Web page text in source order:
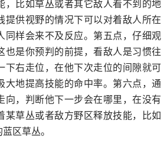
，比如草丛或者其它敌人看不到的地
提供视野的情况下可以对着敌人所在
同样会来不及反应。第五点，仔细观
也是你预判的前提，看敌人是习惯往
下右走位，在他下次走位的间隙就可
大地提高技能的命中率。第六点，通
向，判断他下一步会在哪里，在没有
某草丛或者敌方野区释放技能，比如
区草丛。